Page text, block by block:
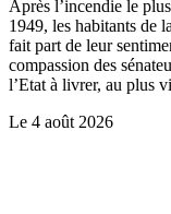
Après l’incendie le
1949, les habitants de
fait part de leur
compassion des
l’Etat à livrer, au plus
Le 4 août 2026